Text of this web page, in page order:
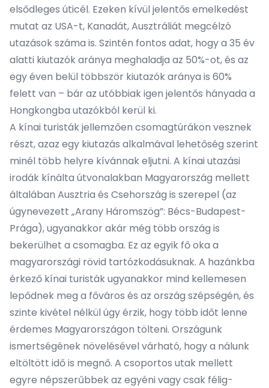
elsődleges úticél. Ezeken kívül jelentős emelkedést
mutat az USA-t, Kanadát, Ausztráliát megcélzó
utazások száma is. Szintén fontos adat, hogy a 35 év
alatti kiutazók aránya meghaladja az 50%-ot, és az
egy éven belül többször kiutazók aránya is 60%
felett van – bár az utóbbiak igen jelentős hányada a
Hongkongba utazókból kerül ki.
A kínai turisták jellemzően csomagtúrákon vesznek
részt, azaz egy kiutazás alkalmával lehetőség szerint
minél több helyre kívánnak eljutni. A kínai utazási
irodák kínálta útvonalakban Magyarország mellett
általában Ausztria és Csehország is szerepel (az
úgynevezett „Arany Háromszög”: Bécs-Budapest-
Prága), ugyanakkor akár még több ország is
bekerülhet a csomagba. Ez az egyik fő oka a
magyarországi rövid tartózkodásuknak. A hazánkba
érkező kínai turisták ugyanakkor mind kellemesen
lepődnek meg a főváros és az ország szépségén, és
szinte kivétel nélkül úgy érzik, hogy több időt lenne
érdemes Magyarországon tölteni. Országunk
ismertségének növelésével várható, hogy a nálunk
eltöltött idő is megnő. A csoportos utak mellett
egyre népszerűbbek az egyéni vagy csak félig-